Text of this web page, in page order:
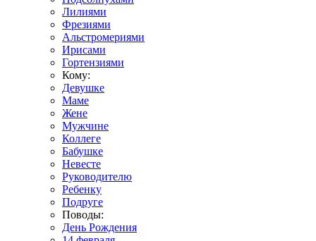
Лилиями
Фрезиями
Альстромериями
Ирисами
Гортензиями
Кому:
Девушке
Маме
Жене
Мужчине
Коллеге
Бабушке
Невесте
Руководителю
Ребенку
Подруге
Поводы:
День Рождения